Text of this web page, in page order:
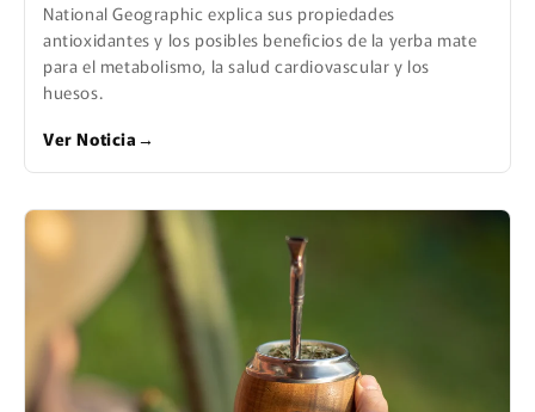
National Geographic explica sus propiedades
antioxidantes y los posibles beneficios de la yerba mate
para el metabolismo, la salud cardiovascular y los
huesos.
Ver Noticia →